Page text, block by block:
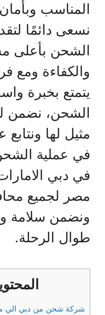
المناسب
نسعى دائمًا
الشحن بأعلى
والكفاءة ومع
يتمتع بخبرة
الشحن، نضمن
مثيل لها
في عملية
في دبي
مصر لجميع
ونضمن سلامة
طوال الرحلة.
شركة شحن من دبي الي